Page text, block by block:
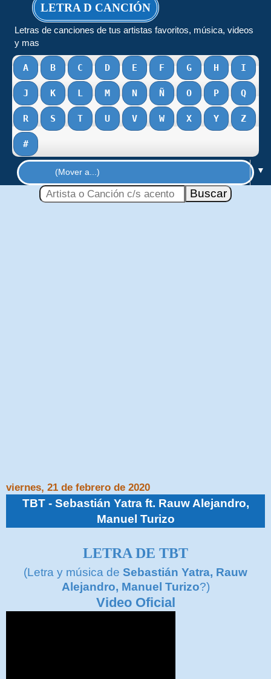
LETRA D CANCIÓN
Letras de canciones de tus artistas favoritos, música, videos
y mas
A B C D E F G H I
J K L M N Ñ O P Q
R S T U V W X Y Z
#
▼
viernes, 21 de febrero de 2020
TBT - Sebastián Yatra ft. Rauw Alejandro,
Manuel Turizo
LETRA DE TBT
(Letra y música de Sebastián Yatra, Rauw
Alejandro, Manuel Turizo?)
Video Oficial